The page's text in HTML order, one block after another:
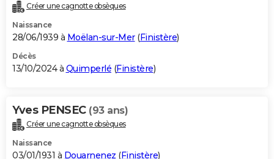
Créer une cagnotte obsèques
Naissance
28/06/1939 à Moëlan-sur-Mer(Finistère)
Décès
13/10/2024 à Quimperlé (Finistère)
Yves PENSEC (93 ans)
Créer une cagnotte obsèques
Naissance
03/01/1931 à Douarnenez (Finistère)